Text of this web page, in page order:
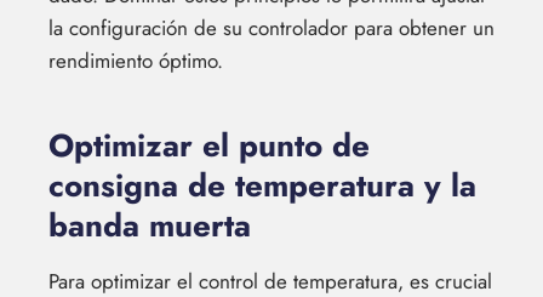
la configuración de su controlador para obtener un
rendimiento óptimo.
Optimizar el punto de
consigna de temperatura y la
banda muerta
Para optimizar el control de temperatura, es crucial